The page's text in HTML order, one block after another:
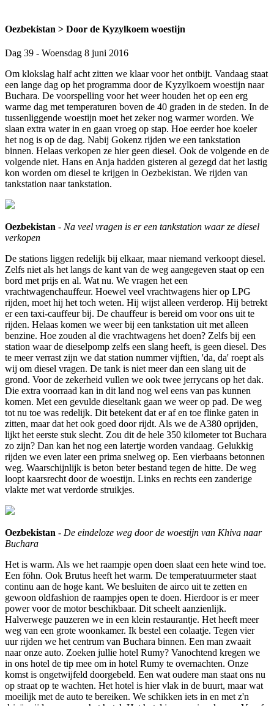
Oezbekistan > Door de Kyzylkoem woestijn
Dag 39 - Woensdag 8 juni 2016
Om klokslag half acht zitten we klaar voor het ontbijt. Vandaag staat
een lange dag op het programma door de Kyzylkoem woestijn naar
Buchara. De voorspelling voor het weer houden het op een erg
warme dag met temperaturen boven de 40 graden in de steden. In de
tussenliggende woestijn moet het zeker nog warmer worden. We
slaan extra water in en gaan vroeg op stap. Hoe eerder hoe koeler
het nog is op de dag. Nabij Gokenz rijden we een tankstation
binnen. Helaas verkopen ze hier geen diesel. Ook de volgende en de
volgende niet. Hans en Anja hadden gisteren al gezegd dat het lastig
kon worden om diesel te krijgen in Oezbekistan. We rijden van
tankstation naar tankstation.
Oezbekistan - Na veel vragen is er een tankstation waar ze diesel
verkopen
De stations liggen redelijk bij elkaar, maar niemand verkoopt diesel.
Zelfs niet als het langs de kant van de weg aangegeven staat op een
bord met prijs en al. Wat nu. We vragen het een
vrachtwagenchauffeur. Hoewel veel vrachtwagens hier op LPG
rijden, moet hij het toch weten. Hij wijst alleen verderop. Hij betrekt
er een taxi-cauffeur bij. De chauffeur is bereid om voor ons uit te
rijden. Helaas komen we weer bij een tankstation uit met alleen
benzine. Hoe zouden al die vrachtwagens het doen? Zelfs bij een
station waar de dieselpomp zelfs een slang heeft, is geen diesel. Des
te meer verrast zijn we dat station nummer vijftien, 'da, da' roept als
wij om diesel vragen. De tank is niet meer dan een slang uit de
grond. Voor de zekerheid vullen we ook twee jerrycans op het dak.
Die extra voorraad kan in dit land nog wel eens van pas kunnen
komen. Met een gevulde dieseltank gaan we weer op pad. De weg
tot nu toe was redelijk. Dit betekent dat er af en toe flinke gaten in
zitten, maar dat het ook goed door rijdt. Als we de A380 oprijden,
lijkt het eerste stuk slecht. Zou dit de hele 350 kilometer tot Buchara
zo zijn? Dan kan het nog een latertje worden vandaag. Gelukkig
rijden we even later een prima snelweg op. Een vierbaans betonnen
weg. Waarschijnlijk is beton beter bestand tegen de hitte. De weg
loopt kaarsrecht door de woestijn. Links en rechts een zanderige
vlakte met wat verdorde struikjes.
Oezbekistan - De eindeloze weg door de woestijn van Khiva naar
Buchara
Het is warm. Als we het raampje open doen slaat een hete wind toe.
Een föhn. Ook Brutus heeft het warm. De temperatuurmeter staat
continu aan de hoge kant. We besluiten de airco uit te zetten en
gewoon oldfashion de raampjes open te doen. Hierdoor is er meer
power voor de motor beschikbaar. Dit scheelt aanzienlijk.
Halverwege pauzeren we in een klein restaurantje. Het heeft meer
weg van een grote woonkamer. Ik bestel een colaatje. Tegen vier
uur rijden we het centrum van Buchara binnen. Een man zwaait
naar onze auto. Zoeken jullie hotel Rumy? Vanochtend kregen we
in ons hotel de tip mee om in hotel Rumy te overnachten. Onze
komst is ongetwijfeld doorgebeld. Een wat oudere man staat ons nu
op straat op te wachten. Het hotel is hier vlak in de buurt, maar wat
moeilijk met de auto te bereiken. We schikken iets in en met z'n